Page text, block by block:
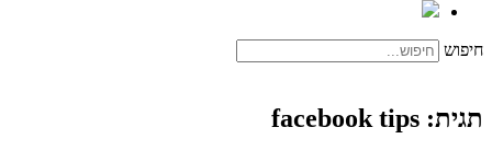
חיפוש
תגית: facebook tips